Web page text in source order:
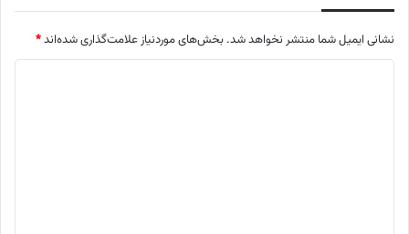
نشانی ایمیل شما منتشر نخواهد شد. بخش‌های موردنیاز علامت‌گذاری شده‌اند*